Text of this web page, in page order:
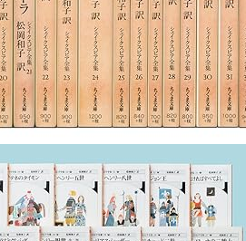
スピア翻訳家 松岡和子～』が放送さ
超え シェークスピア劇を完訳 松
言葉と向き合う、翻訳を楽しむ＞